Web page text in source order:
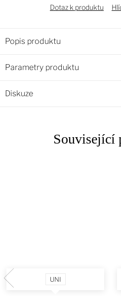
Dotaz k produktu
Popis produktu
Parametry produktu
Diskuze
Související
UNI